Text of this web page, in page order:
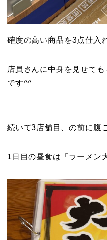
確度の高い商品を3点仕入
店員さんに中身を見せて
です^^
続いて3店舗目、の前に腹
1日目の昼食は「ラーメン